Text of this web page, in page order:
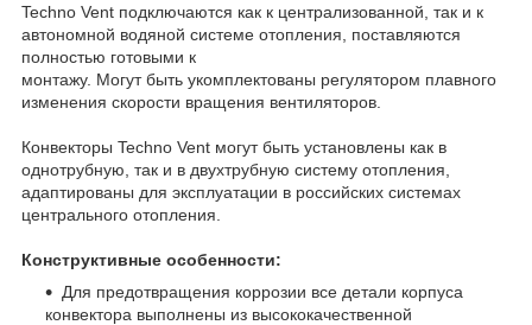
Techno Vent подключаются как к централизованной, так и к
автономной водяной системе отопления, поставляются
полностью готовыми к
монтажу. Могут быть укомплектованы регулятором плавного
изменения скорости вращения вентиляторов.
Конвекторы Techno Vent могут быть установлены как в
однотрубную, так и в двухтрубную систему отопления,
адаптированы для эксплуатации в российских системах
центрального отопления.
Конструктивные особенности:
Для предотвращения коррозии все детали корпуса
конвектора выполнены из высококачественной